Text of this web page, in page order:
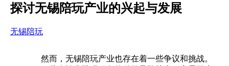
探讨无锡陪玩产业的兴起与发展
无锡陪玩
然而，无锡陪玩产业也存在着一些争议和挑战。